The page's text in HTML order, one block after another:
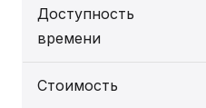
Доступность
времени
Стоимость